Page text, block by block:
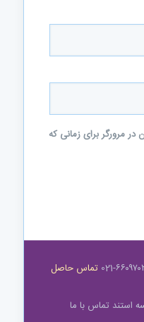
مرورگر برای زمانی که
021
تماس حاصل
استند تماس با ما